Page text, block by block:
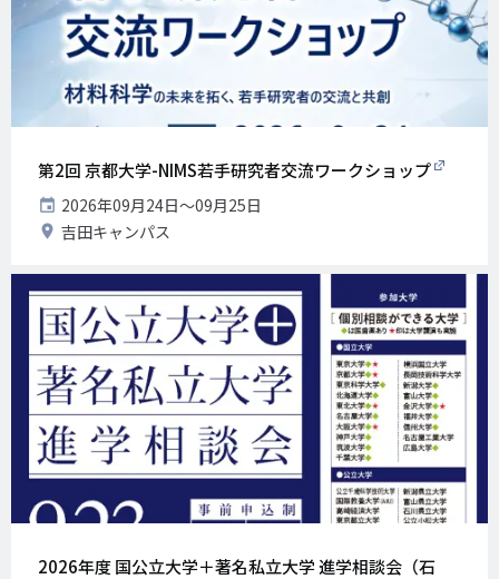
第2回 京都大学-NIMS若手研究者交流ワークショップ
開
催
日
2026年09月24日〜09月25日
開
地
吉田キャンパス
2026年度 国公立大学＋著名私立大学 進学相談会（石